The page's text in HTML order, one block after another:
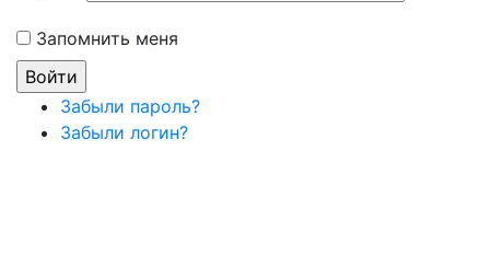
Запомнить меня
Забыли пароль?
Забыли логин?